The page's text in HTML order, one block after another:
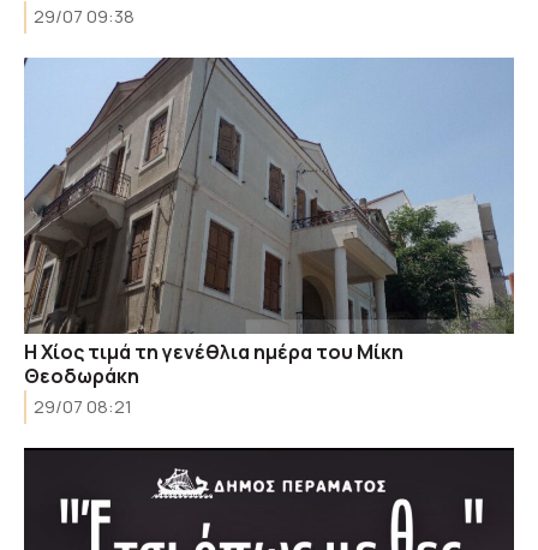
29/07 09:38
Η Χίος τιμά τη γενέθλια ημέρα του Μίκη
Θεοδωράκη
29/07 08:21